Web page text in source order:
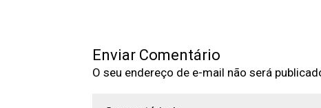
Enviar Comentário
O seu endereço de e-mail não será